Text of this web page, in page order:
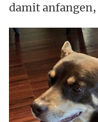
damit anfangen,